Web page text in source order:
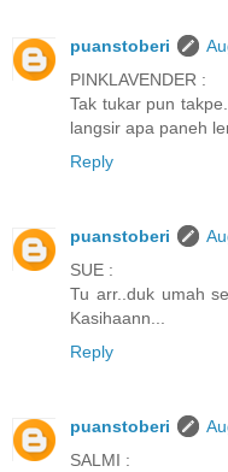
puanstoberi
PINKLAVENDER :
Tak tukar pun
langsir apa paneh
Reply
puanstoberi
SUE :
Tu arr..duk umah
Kasihaann...
Reply
puanstoberi
SALMI :